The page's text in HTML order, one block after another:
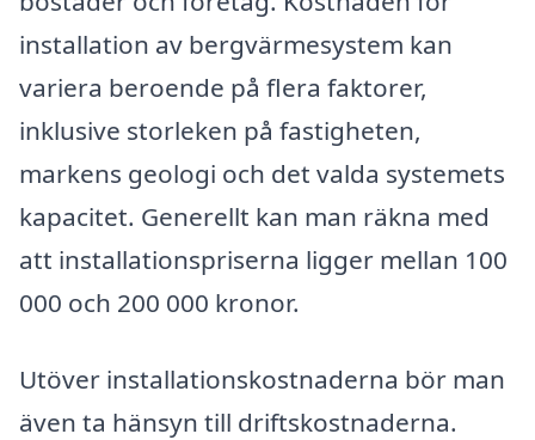
installation av bergvärmesystem kan
variera beroende på flera faktorer,
inklusive storleken på fastigheten,
markens geologi och det valda systemets
kapacitet. Generellt kan man räkna med
att installationspriserna ligger mellan 100
000 och 200 000 kronor.
Utöver installationskostnaderna bör man
även ta hänsyn till driftskostnaderna.